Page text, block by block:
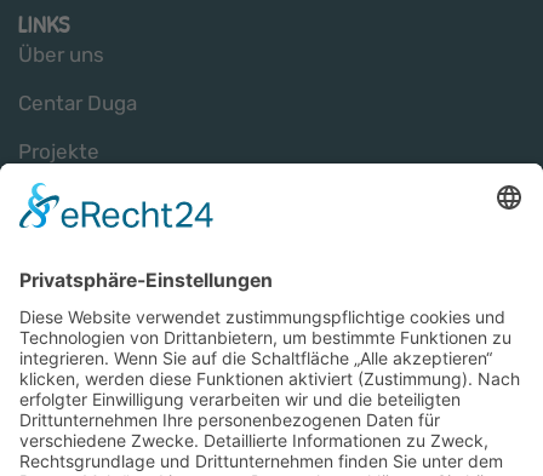
LINKS
Über uns
Centar Duga
Projekte
Impressum
SCHUTZENGEL GESUCHT E.V.
Günter Prantl
In der Trift 15
92342 Freystadt
+49 (0) 171 / 783 23 06
info@schutzengel-gesucht.de